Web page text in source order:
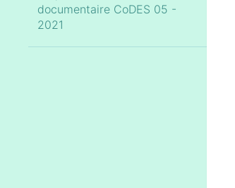
documentaire CoDES 05 -
2021